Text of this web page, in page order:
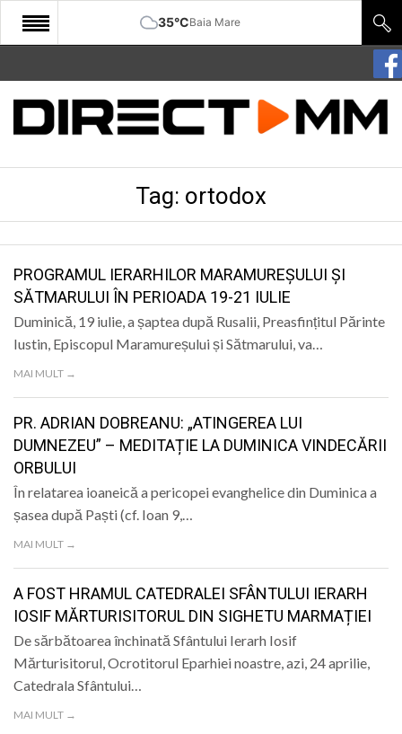
35°CBaia Mare
START
COMUNITATE
SANATATE
SPORT
SPECIAL
POLITIC
LIFE
Tag: ortodox
PROGRAMUL IERARHILOR MARAMUREȘULUI ȘI
SĂTMARULUI ÎN PERIOADA 19-21 IULIE
Duminică, 19 iulie, a șaptea după Rusalii, Preasfințitul Părinte
Iustin, Episcopul Maramureșului și Sătmarului, va…
MAI MULT →
PR. ADRIAN DOBREANU: „ATINGEREA LUI
DUMNEZEU” – MEDITAȚIE LA DUMINICA VINDECĂRII
ORBULUI
În relatarea ioaneică a pericopei evanghelice din Duminica a
șasea după Paști (cf. Ioan 9,…
MAI MULT →
A FOST HRAMUL CATEDRALEI SFÂNTULUI IERARH
IOSIF MĂRTURISITORUL DIN SIGHETU MARMAȚIEI
De sărbătoarea închinată Sfântului Ierarh Iosif
Mărturisitorul, Ocrotitorul Eparhiei noastre, azi, 24 aprilie,
Catedrala Sfântului…
MAI MULT →